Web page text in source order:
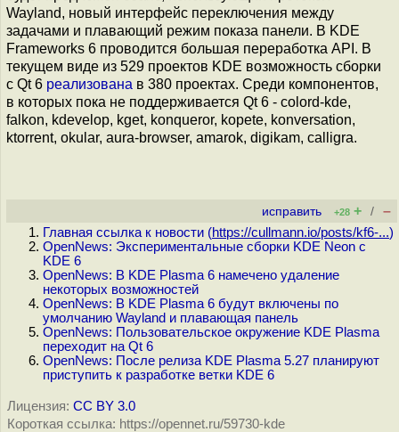
Wayland, новый интерфейс переключения между
задачами и плавающий режим показа панели. В KDE
Frameworks 6 проводится большая переработка API. В
текущем виде из 529 проектов KDE возможность сборки
с Qt 6 реализована в 380 проектах. Среди компонентов,
в которых пока не поддерживается Qt 6 - colord-kde,
falkon, kdevelop, kget, konqueror, kopete, konversation,
ktorrent, okular, aura-browser, amarok, digikam, calligra.
исправить +28 + / –
Главная ссылка к новости (https://cullmann.io/posts/kf6-...)
OpenNews: Экспериментальные сборки KDE Neon с
KDE 6
OpenNews: В KDE Plasma 6 намечено удаление
некоторых возможностей
OpenNews: В KDE Plasma 6 будут включены по
умолчанию Wayland и плавающая панель
OpenNews: Пользовательское окружение KDE Plasma
переходит на Qt 6
OpenNews: После релиза KDE Plasma 5.27 планируют
приступить к разработке ветки KDE 6
Лицензия: CC BY 3.0
Короткая ссылка: https://opennet.ru/59730-kde